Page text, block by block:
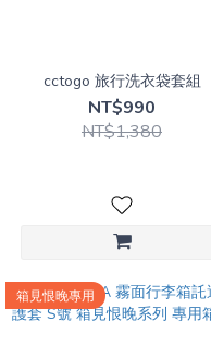
cctogo 旅行洗衣袋套組
NT$990
NT$1,380
箱見恨晚專用